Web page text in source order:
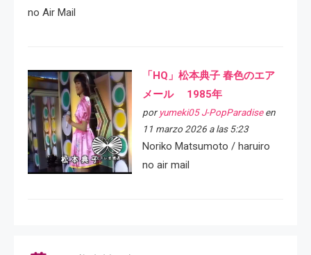
no Air Mail
「HQ」松本典子 春色のエア
メール 1985年
por yumeki05 J-PopParadiseen
11 marzo 2026 a las 5:23
Noriko Matsumoto / haruiro
no air mail